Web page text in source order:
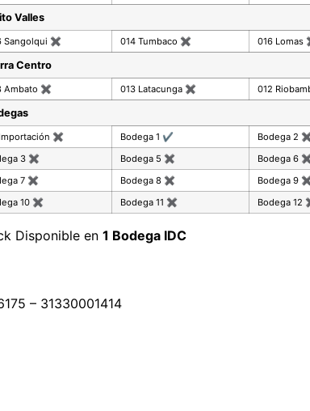
Valles
Sangolqui ✖ 014 Tumbaco ✖ 016 Lomas
Centro
Ambato ✖ 013 Latacunga ✖ 012
✖ Bodega 1 ✔ Bodega 2
3 ✖ Bodega 5 ✖ Bodega 6
7 ✖ Bodega 8 ✖ Bodega 9
10 ✖ Bodega 11 ✖ Bodega 12
Disponible en 1 Bodega IDC
– 31330001414